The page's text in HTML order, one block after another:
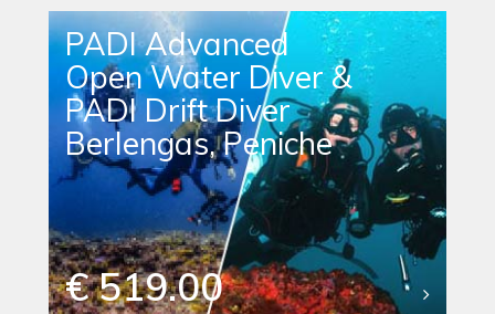
PADI Advanced
Open Water Diver &
PADI Drift Diver
Berlengas, Peniche
€ 519.00